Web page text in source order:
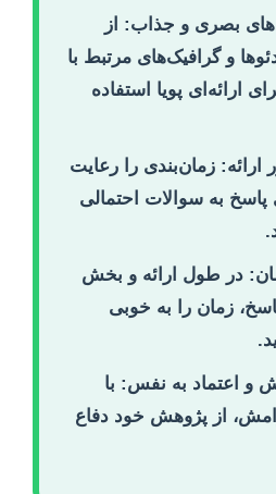
بصری و جذاب: از
و گرافیک‌های مرتبط با
ارائه‌ای پویا استفاده
ارائه: زمان‌بندی را رعایت
پاسخ به سوالات احتمالی
در طول ارائه و بخش
زمان را به خوبی
و اعتماد به نفس: با
از پژوهش خود دفاع